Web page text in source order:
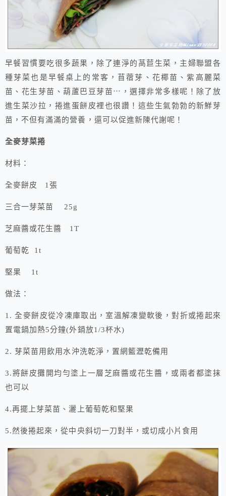
早餐習慣要吃很多蔬果，除了連淨的萵苣生菜，主婦聯盟各
種芽菜也是早餐桌上的常客，苜蓿芽、花椰苗、紫高麗菜
苗、花生芽苗、葫蘆巴豆芽苗⋯，選擇非常多樣呢！除了放
進生菜沙拉，捲進蛋餅皮裡也很讚！這些生氣勃勃的新鮮芽
苗，不但有滿滿的營養，還可以促進新陳代謝呢！
全麥芽菜捲
材料：
全麥餅皮 1張
三合一芽菜苗 25g
芝麻醬或花生醬 1T
葡萄乾 1t
堅果 1t
做法：
1. 全麥餅皮從冷凍庫取出，室溫解凍變軟後，對折或捲起來
置電鍋加熱5分鐘(外鍋放1/3杯水)
2. 芽菜苗用飲用水沖洗乾淨，置網籃瀝乾備用
3.將餅皮攤開均勻塗上一層芝麻醬或花生醬，或兩者都塗抹
也可以
4.再擺上芽菜苗、灑上葡萄乾和堅果
5.然後捲起來，從中央斜切一刀對半，或切成小片食用